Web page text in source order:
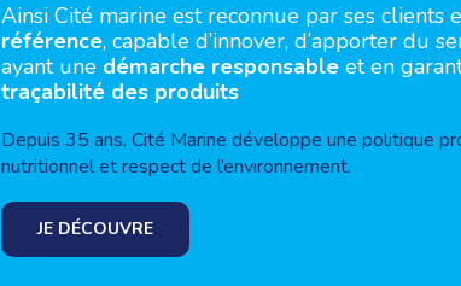
Ainsi Cité marine est reconnue par ses clients
référence, capable d’innover, d’apporter du
ayant une démarche responsable et en
traçabilité des produits
Depuis 35 ans, Cité Marine développe une politique
nutritionnel et respect de l’environnement.
JE DÉCOUVRE